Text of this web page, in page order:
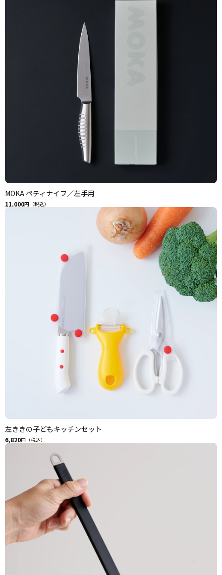
MOKA ペティナイフ／左手用
11,000円（税込）
左ききの子どもキッチンセット
6,820円（税込）